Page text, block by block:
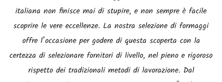
italiana non finisce mai di stupire, e non sempre è facile
scoprire le vere eccellenze. La nostra selezione di formaggi
offre l’occasione per godere di questa scoperta con la
certezza di selezionare fornitori di livello, nel pieno e rigoroso
rispetto dei tradizionali metodi di lavorazione. Dal